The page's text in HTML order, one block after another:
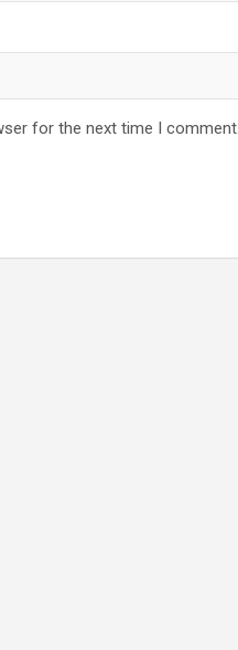
for the next time I comment.